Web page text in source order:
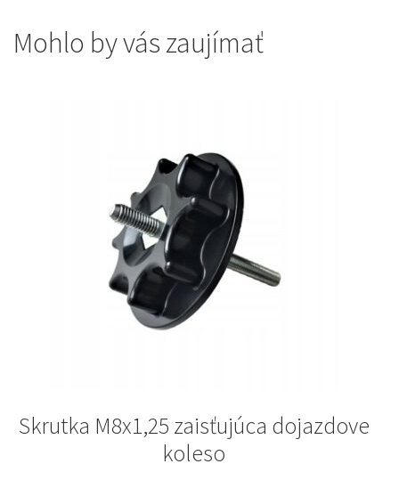
Mohlo by vás zaujímať
Skrutka M8x1,25 zaisťujúca dojazdove
koleso